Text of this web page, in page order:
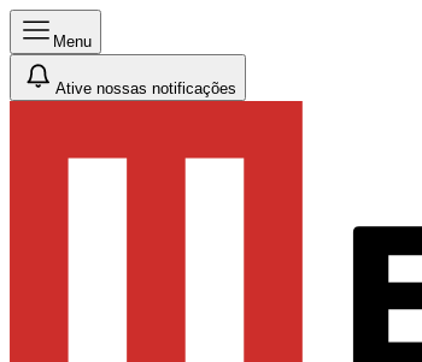
Menu
Ative nossas notificações